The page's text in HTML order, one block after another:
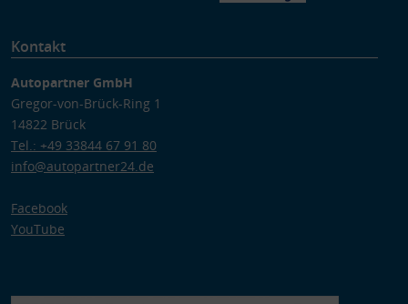
Kontakt
Autopartner GmbH
Gregor-von-Brück-Ring 1
14822 Brück
Tel.: +49 33844 67 91 80
info@autopartner24.de
Facebook
YouTube